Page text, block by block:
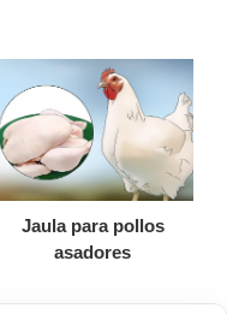
Jaula para pollos
asadores